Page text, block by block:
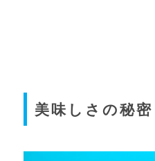
美味しさの秘密